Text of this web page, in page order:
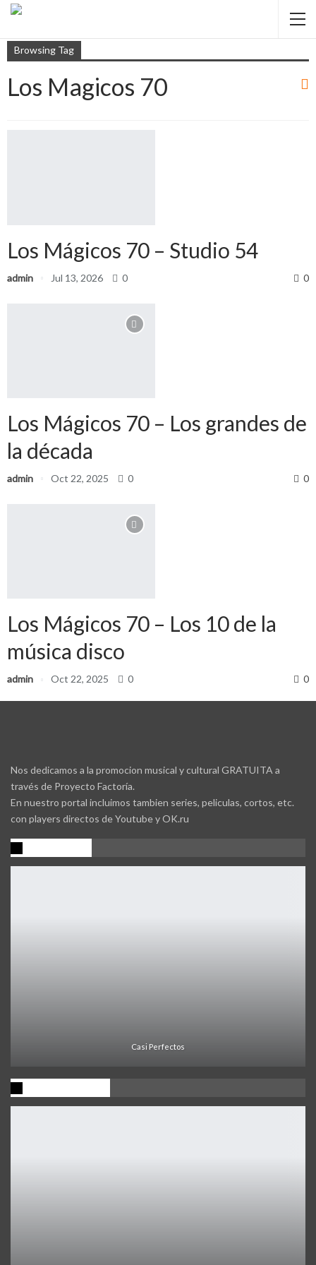
Browsing Tag
Los Magicos 70
Los Mágicos 70 – Studio 54
admin Jul 13, 2026 0 0
Los Mágicos 70 – Los grandes de
la década
admin Oct 22, 2025 0 0
Los Mágicos 70 – Los 10 de la
música disco
admin Oct 22, 2025 0 0
Nos dedicamos a la promocion musical y cultural GRATUITA a
través de Proyecto Factoría.
En nuestro portal incluimos tambien series, peliculas, cortos, etc.
con players directos de Youtube y OK.ru
Casi Perfectos